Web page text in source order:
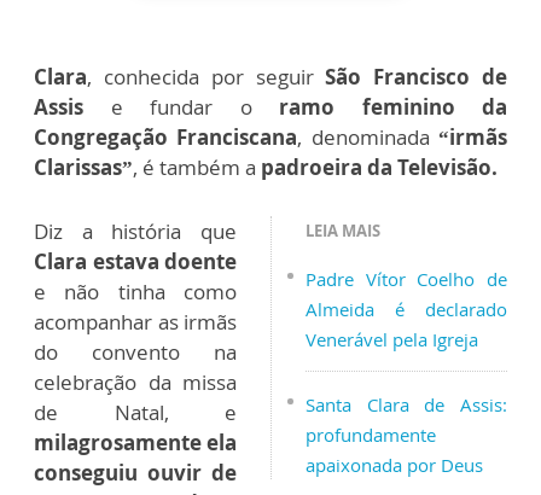
Clara, conhecida por seguirSão Francisco de
Assis e fundar o ramo feminino da
Congregação Franciscana, denominada“irmãs
Clarissas”, é também a padroeira da Televisão.
LEIA MAIS
Padre Vítor Coelho de
Almeida é declarado
Venerável pela Igreja
Santa Clara de Assis:
profundamente
apaixonada por Deus
Diz a história que
Clara estava doente
e não tinha como
acompanhar as irmãs
do convento na
celebração da missa
de Natal, e
milagrosamente ela
conseguiu ouvir de